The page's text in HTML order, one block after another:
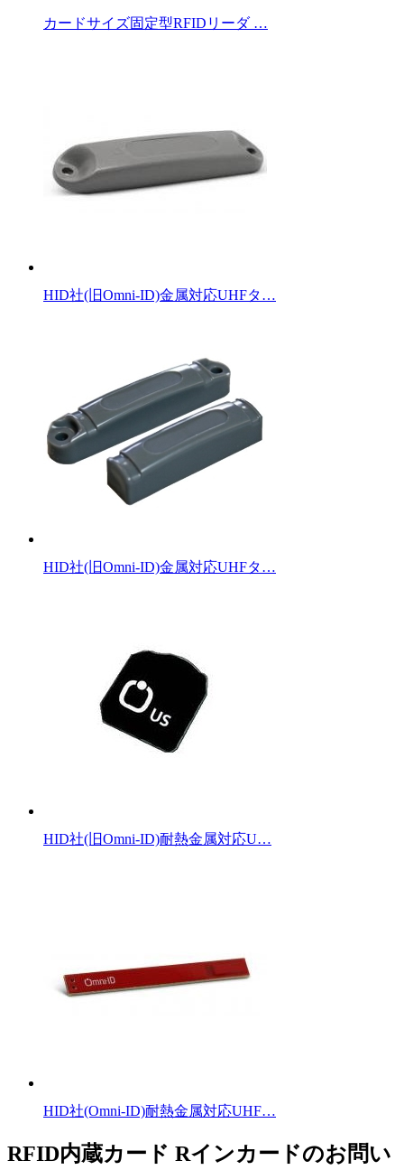
カードサイズ固定型RFIDリーダ …
HID社(旧Omni-ID)金属対応UHFタ…
HID社(旧Omni-ID)金属対応UHFタ…
HID社(旧Omni-ID)耐熱金属対応U…
HID社(Omni-ID)耐熱金属対応UHF…
RFID内蔵カード Rインカードのお問い